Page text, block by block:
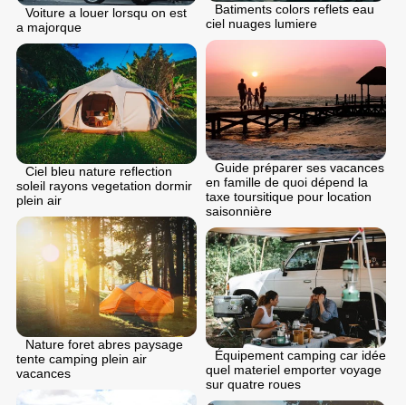
Voiture a louer lorsqu on est
a majorque
Batiments colors reflets eau
ciel nuages lumiere
Guide préparer ses vacances
en famille de quoi dépend la
taxe toursitique pour location
saisonnière
Ciel bleu nature reflection
soleil rayons vegetation dormir
plein air
Nature foret abres paysage
tente camping plein air
vacances
Équipement camping car idée
quel materiel emporter voyage
sur quatre roues